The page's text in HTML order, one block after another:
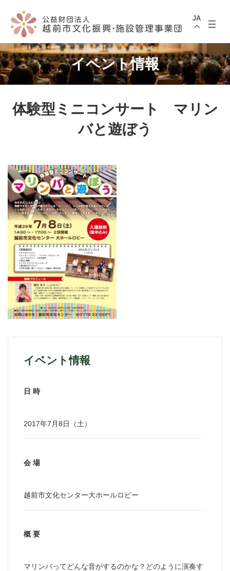
へ
ス
キ
ッ
プ
ョ
ン
に
移
動
JA
イベント情報
体験型ミニコンサート マリン
バと遊ぼう
イベント情報
日 時
2017年7月8日（土）
会 場
越前市文化センター大ホールロビー
概 要
マリンバってどんな音がするのかな？どのように演奏す